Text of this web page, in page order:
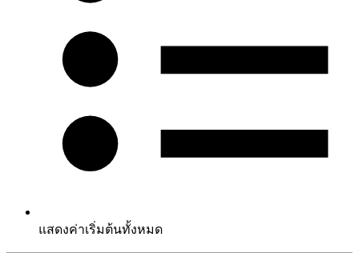
แสดงค่าเริ่มต้นทั้งหมด